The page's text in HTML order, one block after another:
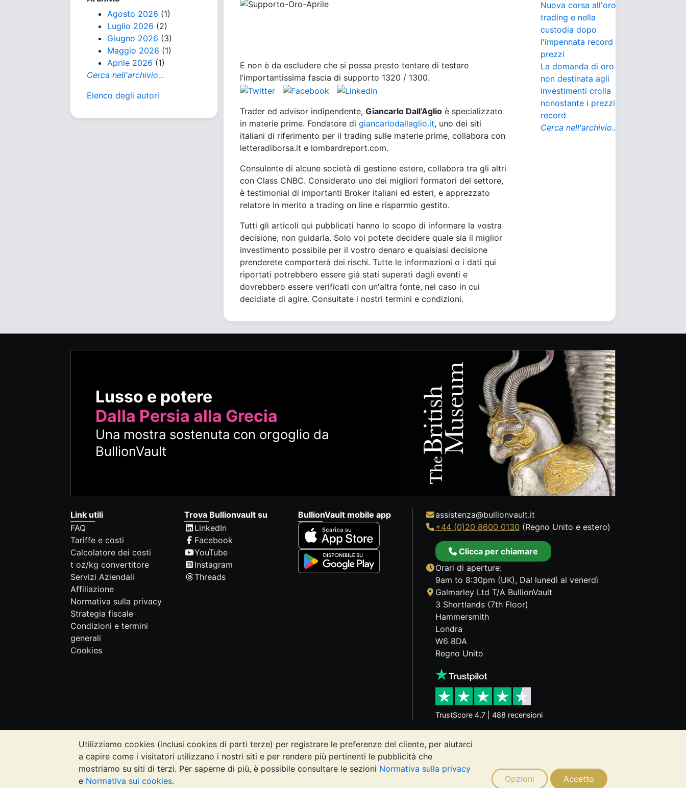
Utilizziamo cookies (inclusi cookies di parti terze) per registrare le preferenze del cliente, per aiutarci
a capire come i visitatori utilizzano i nostri siti e per rendere più pertinenti le pubblicità che
mostriamo su siti di terzi. Per saperne di più, è possibile consultare le sezioni Normativa sulla privacy
e Normativa sui cookies. Opzioni Accetto
Agosto 2026 (1)
Luglio 2026 (2)
Giugno 2026 (3)
Maggio 2026 (1)
Aprile 2026 (1)
Cerca nell'archivio...
Elenco degli autori
E non è da escludere che si possa presto tentare di testare
l’importantissima fascia di supporto 1320 / 1300.
Trader ed advisor indipendente, Giancarlo Dall’Aglio è specializzato
in materie prime. Fondatore di giancarlodallaglio.it, uno dei siti
italiani di riferimento per il trading sulle materie prime, collabora con
letteradiborsa.it e lombardreport.com.
Consulente di alcune società di gestione estere, collabora tra gli altri
con Class CNBC. Considerato uno dei migliori formatori del settore,
è testimonial di importanti Broker italiani ed esteri, e apprezzato
relatore in merito a trading on line e risparmio gestito.
Tutti gli articoli qui pubblicati hanno lo scopo di informare la vostra
decisione, non guidarla. Solo voi potete decidere quale sia il miglior
investimento possibile per il vostro denaro e qualsiasi decisione
prenderete comporterà dei rischi. Tutte le informazioni o i dati qui
riportati potrebbero essere già stati superati dagli eventi e
dovrebbero essere verificati con un'altra fonte, nel caso in cui
decidiate di agire. Consultate i nostri termini e condizioni.
Nuova corsa all'oro nel
trading e nella
custodia dopo
l'impennata record dei
prezzi
La domanda di oro
non destinata agli
investimenti crolla
nonostante i prezzi
record
Cerca nell'archivio...
Lusso e potere
Dalla Persia alla Grecia
Una mostra sostenuta con orgoglio da
BullionVault
Link utili
FAQ
Tariffe e costi
Calcolatore dei costi
t oz/kg convertitore
Servizi Aziendali
Affiliazione
Normativa sulla privacy
Strategia fiscale
Condizioni e termini
generali
Cookies
Trova Bullionvault su
LinkedIn
Facebook
YouTube
Instagram
Threads
BullionVault mobile app
assistenza@bullionvault.it
+44 (0)20 8600 0130 (Regno Unito e estero)
Clicca per chiamare
Orari di aperture:
9am to 8:30pm (UK), Dal lunedì al venerdì
Galmarley Ltd T/A BullionVault
3 Shortlands (7th Floor)
Hammersmith
Londra
W6 8DA
Regno Unito
TrustScore 4.7 | 488 recensioni
NOTA BENE: Il valore dei metalli preziosi può diminuire o aumentare, e i trend storici non sono predittori dell'andamento futuro. Nulla di
quanto contenuto nei siti web di BullionVault o nelle sue comunicazioni costituisce una consulenza sugli investimenti. Si consiglia di
rivolgersi a un professionista per stabilire se l'investimento in metalli preziosi è adatto alle proprie esigenze.